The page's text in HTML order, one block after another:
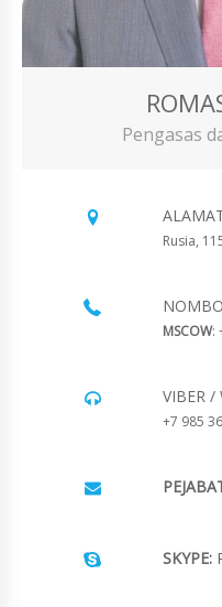
Pengasas
Rusia,
MSCOW:
VIBER /
+7 985
SKYPE: